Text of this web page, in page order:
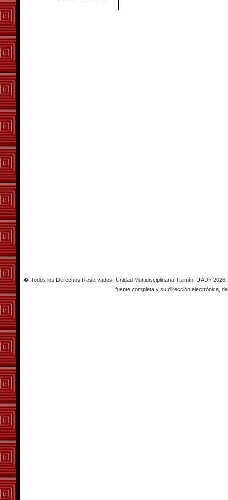
� Todos los Derechos Reservados: Unidad Multidisciplinaria Tizimín, UADY
fuente completa y su dirección electrónica,